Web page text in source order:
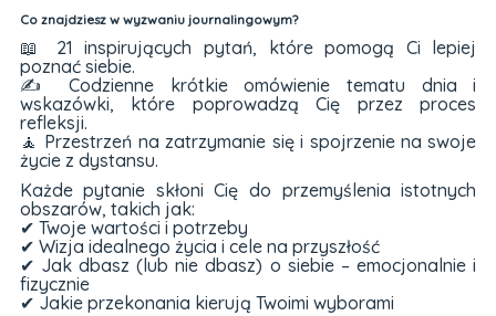
Co znajdziesz w wyzwaniu journalingowym?
📖 21 inspirujących pytań, które pomogą Ci lepiej
poznać siebie.
✍ Codzienne krótkie omówienie tematu dnia i
wskazówki, które poprowadzą Cię przez proces
refleksji.
🧘 Przestrzeń na zatrzymanie się i spojrzenie na swoje
życie z dystansu.
Każde pytanie skłoni Cię do przemyślenia istotnych
obszarów, takich jak:
✔ Twoje wartości i potrzeby
✔ Wizja idealnego życia i cele na przyszłość
✔ Jak dbasz (lub nie dbasz) o siebie – emocjonalnie i
fizycznie
✔ Jakie przekonania kierują Twoimi wyborami